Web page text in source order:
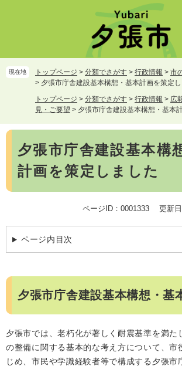
頭
で
飛
ば
文
現在地 トップページ > 分類でさがす > 行政情報 > 市
> 夕張市庁舎建設基本構想・基本計画を策定
トップページ > 分類でさがす > 行政情報 > 広
見・ご要望 > 夕張市庁舎建設基本構想・基本
本
夕張市庁舎建設基本構
計画を策定しました
ページID：0001333 更新
ページ内目次
夕張市庁舎建設基本構想・基
夕張市では、老朽化が著しく耐震基準を満た
の整備に関する基本的な考え方について、市
じめ、市民や学識経験者等で構成する夕張市